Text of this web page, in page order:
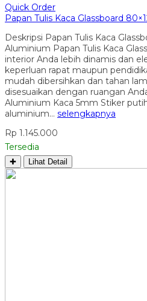
Quick Order
Papan Tulis Kaca Glassboard
Deskripsi Papan Tulis Kaca
Aluminium Papan Tulis Kaca
interior Anda lebih dinamis dan
keperluan rapat maupun
mudah dibersihkan dan tahan
disesuaikan dengan ruangan
Aluminium Kaca 5mm Stiker
aluminium… selengkapnya
Rp 1.145.000
Tersedia
✚ Lihat Detail